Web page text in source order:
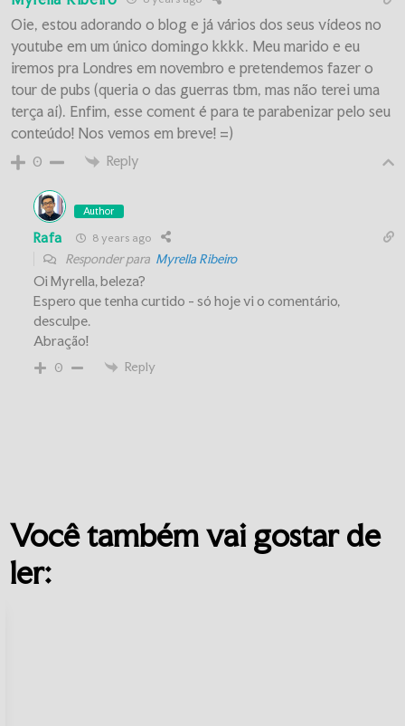
Oie, estou adorando o blog e já vários dos seus vídeos no
youtube em um único domingo kkkk. Meu marido e eu
iremos pra Londres em novembro e pretendemos fazer o
tour de pubs (queria o das guerras tbm, mas não terei uma
terça aí). Enfim, esse coment é para te parabenizar pelo seu
conteúdo! Nos vemos em breve! =)
0 Reply
Author
Rafa 8 years ago
Responder para Myrella Ribeiro
Oi Myrella, beleza?
Espero que tenha curtido - só hoje vi o comentário,
desculpe.
Abração!
0 Reply
Você também vai gostar de
ler: